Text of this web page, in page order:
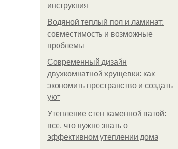
инструкция
Водяной теплый пол и ламинат:
совместимость и возможные
проблемы
Современный дизайн
двухкомнатной хрущевки: как
экономить пространство и создать
уют
Утепление стен каменной ватой:
все, что нужно знать о
эффективном утеплении дома